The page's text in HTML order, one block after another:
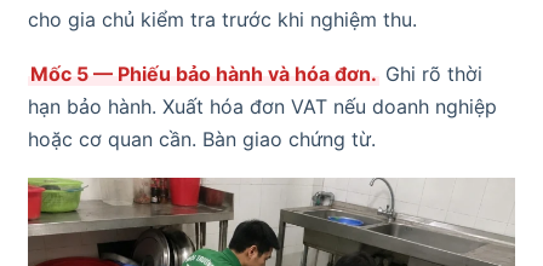
cho gia chủ kiểm tra trước khi nghiệm thu.
Mốc 5 — Phiếu bảo hành và hóa đơn. Ghi rõ thời
hạn bảo hành. Xuất hóa đơn VAT nếu doanh nghiệp
hoặc cơ quan cần. Bàn giao chứng từ.